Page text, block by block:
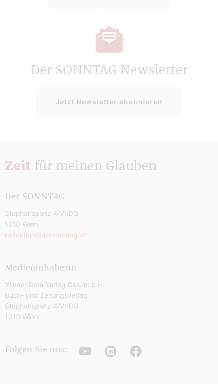
Der SONNTAG Newsletter
Jetzt Newsletter abonnieren
Zeit für meinen Glauben
Der SONNTAG
Stephansplatz 4/VI/DG
1010 Wien
redaktion@dersonntag.at
Medieninhaberin
Wiener Dom-Verlag Ges. m.b.H.
Buch- und Zeitungsverlag
Stephansplatz 4/VI/DG
1010 Wien
Folgen Sie uns: YoutubeInstagramFacebook